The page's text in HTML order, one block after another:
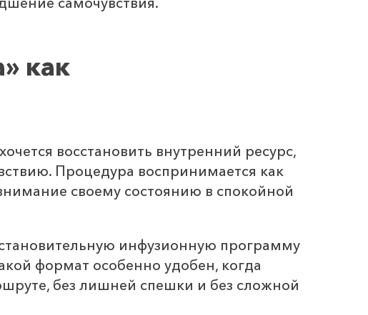
как
восстановить внутренний ресурс,
Процедура воспринимается как
своему состоянию в спокойной
инфузионную программу
формат особенно удобен, когда
без лишней спешки и без сложной